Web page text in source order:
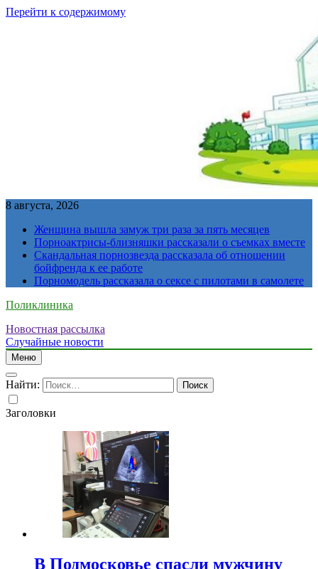
Перейти к содержимому
8 августа, 2026
Женщина вышла замуж три раза за пять месяцев
Порноактрисы-близняшки рассказали о съемках вместе
Скандальная порнозвезда рассказала об отношении
бойфренда к ее работе
Порномодель рассказала о сексе с пилотами в самолете
Поликлиника
Новостная рассылка
Случайные новости
Меню
Найти:
Заголовки
В Подмосковье спасли мужчину